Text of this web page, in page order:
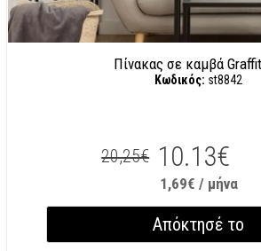
Πίνακας σε καμβά
Κωδικός: st8842
20,25€ 10.13€
1,69€ / μήνα
Απόκτησέ το